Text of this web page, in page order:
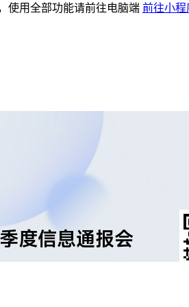
使用全部功能请前往电脑端 前往小程